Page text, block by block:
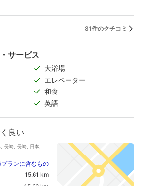
81件のクチコミ
サービス
大浴場
エレベーター
和食
英語
良い
長崎, 長崎, 日本,
プランに含むもの
15.61 km